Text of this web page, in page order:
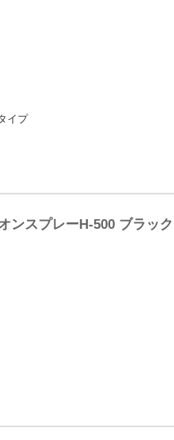
イプ
ンスプレーH-500 ブラック